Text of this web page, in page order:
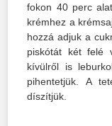
fokon 40 perc
krémhez a
hozzá adjuk a
piskótát két felé
kívülről is
pihentetjük. A
díszítjük.